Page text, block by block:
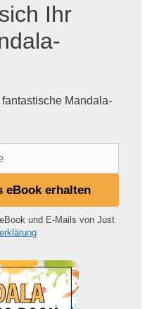
Ihr
Mandala-
eBook erhalten
und E-Mails von Just